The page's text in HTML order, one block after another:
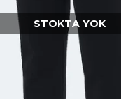
STOKTA YOK